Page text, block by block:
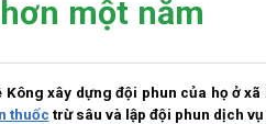
một năm
xây dựng đội phun của họ ở
thuốc trừ sâu và lập đội phun dịch